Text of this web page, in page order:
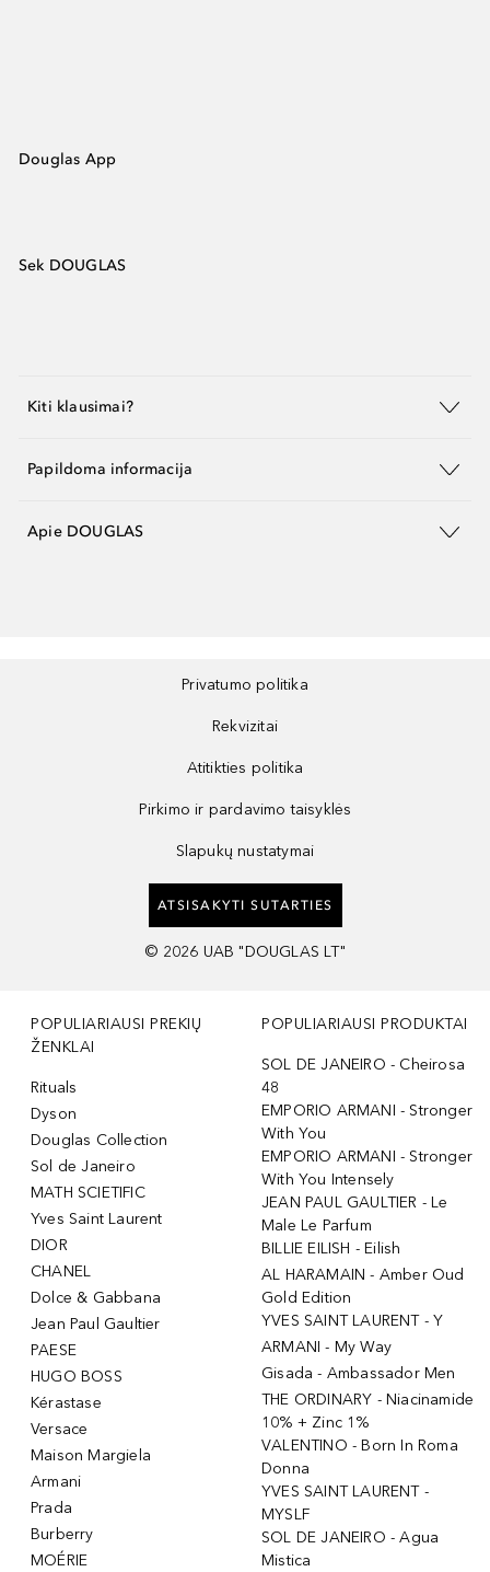
Douglas App
Sek DOUGLAS
Kiti klausimai?
Papildoma informacija
Apie DOUGLAS
Privatumo politika
Rekvizitai
Atitikties politika
Pirkimo ir pardavimo taisyklės
Slapukų nustatymai
ATSISAKYTI SUTARTIES
© 2026 UAB "DOUGLAS LT"
POPULIARIAUSI PREKIŲ
ŽENKLAI
Rituals
Dyson
Douglas Collection
Sol de Janeiro
MATH SCIETIFIC
Yves Saint Laurent
DIOR
CHANEL
Dolce & Gabbana
Jean Paul Gaultier
PAESE
HUGO BOSS
Kérastase
Versace
Maison Margiela
Armani
Prada
Burberry
MOÉRIE
POPULIARIAUSI PRODUKTAI
SOL DE JANEIRO - Cheirosa
48
EMPORIO ARMANI - Stronger
With You
EMPORIO ARMANI - Stronger
With You Intensely
JEAN PAUL GAULTIER - Le
Male Le Parfum
BILLIE EILISH - Eilish
AL HARAMAIN - Amber Oud
Gold Edition
YVES SAINT LAURENT - Y
ARMANI - My Way
Gisada - Ambassador Men
THE ORDINARY - Niacinamide
10% + Zinc 1%
VALENTINO - Born In Roma
Donna
YVES SAINT LAURENT -
MYSLF
SOL DE JANEIRO - Agua
Mistica